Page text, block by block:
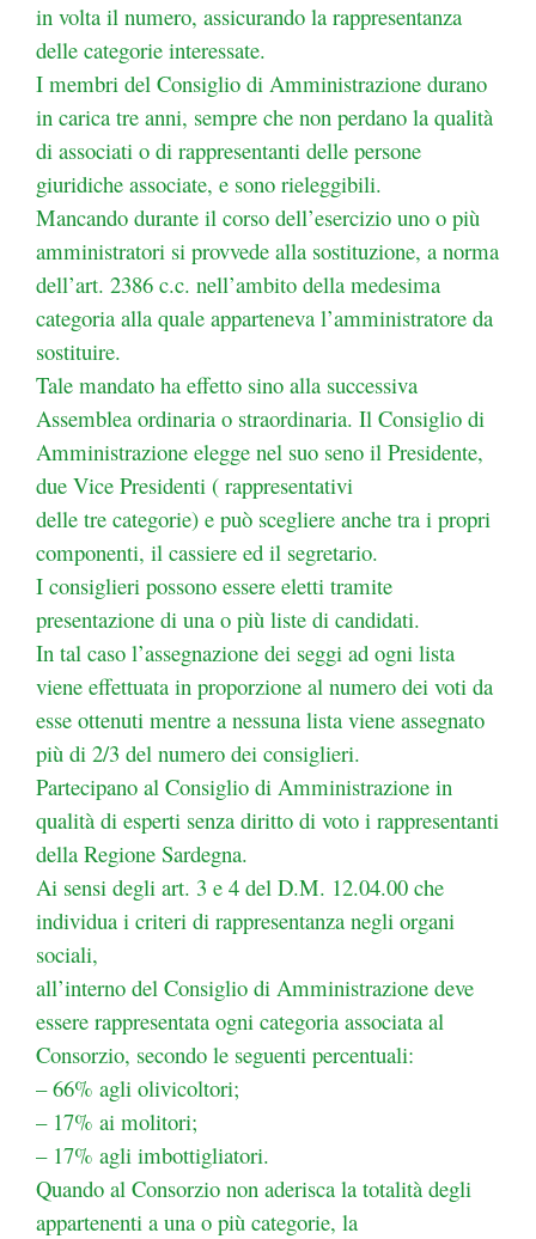
in volta il numero, assicurando la rappresentanza
delle categorie interessate.
I membri del Consiglio di Amministrazione durano
in carica tre anni, sempre che non perdano la qualità
di associati o di rappresentanti delle persone
giuridiche associate, e sono rieleggibili.
Mancando durante il corso dell’esercizio uno o più
amministratori si provvede alla sostituzione, a norma
dell’art. 2386 c.c. nell’ambito della medesima
categoria alla quale apparteneva l’amministratore da
sostituire.
Tale mandato ha effetto sino alla successiva
Assemblea ordinaria o straordinaria. Il Consiglio di
Amministrazione elegge nel suo seno il Presidente,
due Vice Presidenti ( rappresentativi
delle tre categorie) e può scegliere anche tra i propri
componenti, il cassiere ed il segretario.
I consiglieri possono essere eletti tramite
presentazione di una o più liste di candidati.
In tal caso l’assegnazione dei seggi ad ogni lista
viene effettuata in proporzione al numero dei voti da
esse ottenuti mentre a nessuna lista viene assegnato
più di 2/3 del numero dei consiglieri.
Partecipano al Consiglio di Amministrazione in
qualità di esperti senza diritto di voto i rappresentanti
della Regione Sardegna.
Ai sensi degli art. 3 e 4 del D.M. 12.04.00 che
individua i criteri di rappresentanza negli organi
sociali,
all’interno del Consiglio di Amministrazione deve
essere rappresentata ogni categoria associata al
Consorzio, secondo le seguenti percentuali:
– 66% agli olivicoltori;
– 17% ai molitori;
– 17% agli imbottigliatori.
Quando al Consorzio non aderisca la totalità degli
appartenenti a una o più categorie, la